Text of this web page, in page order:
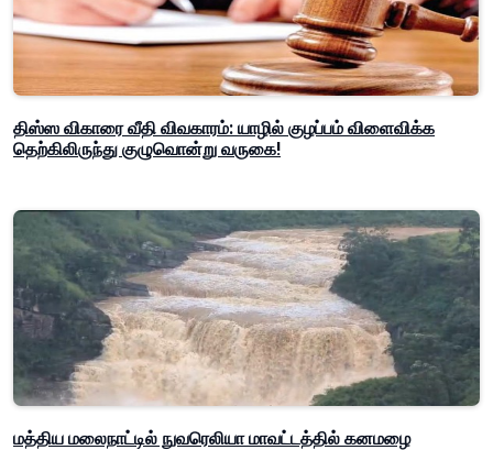
திஸ்ஸ விகாரை வீதி விவகாரம்: யாழில் குழப்பம் விளைவிக்க
தெற்கிலிருந்து குழுவொன்று வருகை!
மத்திய மலைநாட்டில் நுவரெலியா மாவட்டத்தில் கனமழை